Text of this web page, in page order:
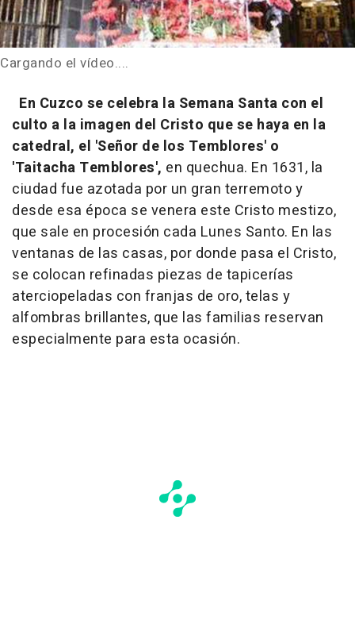
Cargando el vídeo....
En Cuzco se celebra la Semana Santa con el
culto a la imagen del Cristo que se haya en la
catedral, el 'Señor de los Temblores' o
'Taitacha Temblores', en quechua. En 1631, la
ciudad fue azotada por un gran terremoto y
desde esa época se venera este Cristo mestizo,
que sale en procesión cada Lunes Santo. En las
ventanas de las casas, por donde pasa el Cristo,
se colocan refinadas piezas de tapicerías
aterciopeladas con franjas de oro, telas y
alfombras brillantes, que las familias reservan
especialmente para esta ocasión.